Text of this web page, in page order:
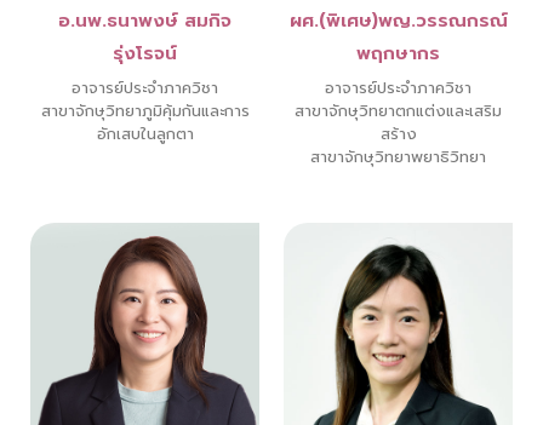
อ.นพ.ธนาพงษ์ สมกิจ
รุ่งโรจน์
อาจารย์ประจำภาควิชา
สาขาจักษุวิทยาภูมิคุ้มกันและการ
อักเสบในลูกตา
ผศ.(พิเศษ)พญ.วรรณกรณ์
พฤกษากร
อาจารย์ประจำภาควิชา
สาขาจักษุวิทยาตกแต่งและเสริม
สร้าง
สาขาจักษุวิทยาพยาธิวิทยา